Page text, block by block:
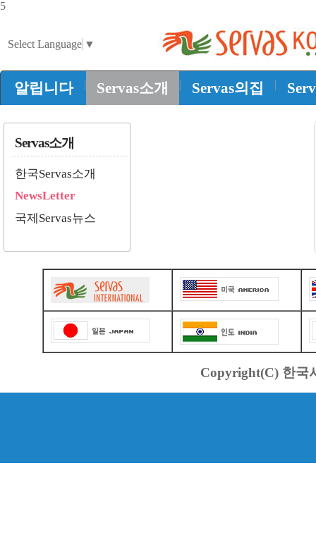
5
Select Language ▼
알립니다 | Servas소개 | Servas의집 |
Servas소개
한국Servas소개
NewsLetter
국제Servas뉴스
Copyright(C) 한국